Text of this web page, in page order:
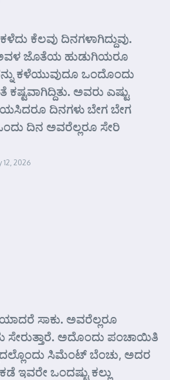
ಕೆಲವು ದಿನಗಳಾಗಿದ್ದುವು.
ಜೊತೆಯ ಹುಡುಗಿಯರೂ
ಕಳೆಯುವುದೂ ಒಂದೊಂದು
ಅವರು ಎಷ್ಟು
ದಿನಗಳು ಬೇಗ ಬೇಗ
ದಿನ ಅವರೆಲ್ಲರೂ ಸೇರಿ
12, 2026
ಸಾಕು. ಅವರೆಲ್ಲರೂ
ಸೇರುತ್ತಾರೆ. ಅದೊಂದು ಪಂಚಾಯಿತಿ
ಸಿಮೆಂಟ್ ಬೆಂಚು, ಅದರ
ಇವರೇ ಒಂದಷ್ಟು ಕಲ್ಲು